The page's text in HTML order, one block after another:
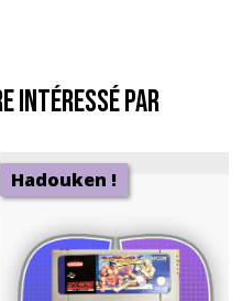
intéressé par
Hadouken !